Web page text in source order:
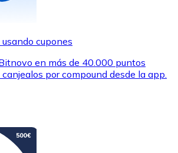
cupones
en más de 40.000 puntos
por compound desde la app.